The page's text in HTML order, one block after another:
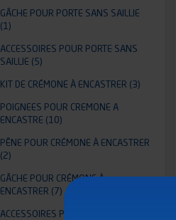
GÂCHE POUR PORTE SANS SAILLIE
(1)
ACCESSOIRES POUR PORTE SANS
SAILLIE (5)
KIT DE CRÉMONE À ENCASTRER (3)
POIGNEES POUR CREMONE A
ENCASTRE (10)
PÊNE POUR CRÉMONE À ENCASTRER
(2)
GÂCHE POUR CRÉMONE À
ENCASTRER (7)
ACCESSOIRES POUR CRÉMONE À